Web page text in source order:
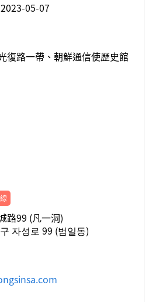
05-07
復路一帶、朝鮮通信使歷史館
路99 (凡一洞)
자성로 99 (범일동)